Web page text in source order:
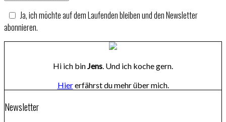
Ja, ich möchte auf dem Laufenden bleiben und den Newsletter
abonnieren.
Hi ich binJens. Und ich koche gern.
Hiererfährst du mehr über mich.
Newsletter